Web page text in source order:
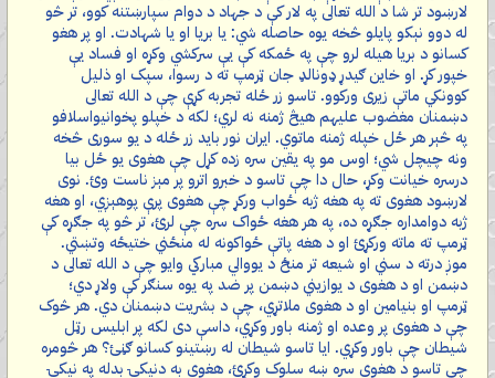
لارښود تر شا د الله تعالی په لار کې د جهاد د دوام سپارښتنه کوو، تر څو
له دوو نېکو پایلو څخه یوه حاصله شي: یا بریا او یا شهادت. او پر هغو
کسانو د بریا هیله لرو چې په ځمکه کې یې سرکشي وکړه او فساد یې
خپور کړ. او خاین ګیدړ ډونالډ جان ټرمپ ته د رسوا، سپک او ذلیل
کوونکي ماتې زیری ورکوو. تاسو زر ځله تجربه کړې چې د الله تعالی
دښمنان مغضوب علیهم هیڅ ژمنه نه لري؛ لکه د خپلو پخوانیواسلافو
په څېر هر ځل خپله ژمنه ماتوي. ایران نور باید زر ځله د یو سوری څخه
ونه چیچل شي؛ اوس مو په یقین سره زده کړل چې هغوی یو ځل بیا
درسره خیانت وکړ، حال دا چې تاسو د خبرو اترو پر مېز ناست وئ. نوی
لارښود هغوی ته په هغه ژبه ځواب ورکړ چې هغوی پرې پوهېږي، او هغه
ژبه دوامداره جګړه ده، په هر هغه ځواک سره چې لرئ، تر څو په جګړه کې
ټرمپ ته ماته ورکړئ او د هغه پاتې ځواکونه له منځني ختیځه وتښتي.
موږ درته د سني او شیعه تر منځ د یووالي مبارکي وایو چې د الله تعالی د
دښمن او د هغوی د یوازیني دښمن پر ضد په یوه سنګر کې ولاړ دي؛
ټرمپ او بنیامین او د هغوی ملاتړي، چې د بشریت دښمنان دي. هر څوک
چې د هغوی پر وعده او ژمنه باور وکړي، داسې دی لکه پر ابلیس رټل
شیطان چې باور وکړي. ایا تاسو شیطان له رښتینو کسانو ګڼئ؟ هر څومره
چې تاسو د هغوی سره ښه سلوک وکړئ، هغوی به دنیکۍ بدله په نیکۍ